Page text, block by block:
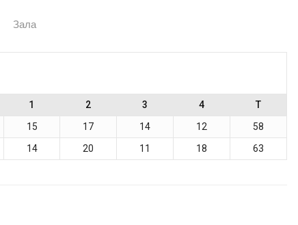
Зала
1 2 3 4
T
15 17 14 12
58
14 20 11 18 63